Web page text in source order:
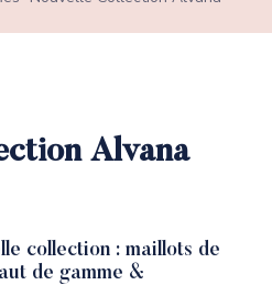
Alvana
collection : maillots de
de gamme &